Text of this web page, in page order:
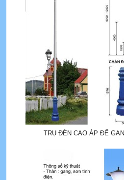
TRỤ ĐÈN CAO ÁP ĐẾ